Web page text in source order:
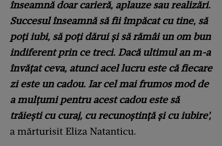
înseamnă doar carieră, aplauze sau realizări.
Succesul înseamnă să fii împăcat cu tine, să
poți iubi, să poți dărui și să rămâi un om bun
indiferent prin ce treci. Dacă ultimul an m-a
învățat ceva, atunci acel lucru este că fiecare
zi este un cadou. Iar cel mai frumos mod de
a mulțumi pentru acest cadou este să
trăiești cu curaj, cu recunoștință și cu iubire',
a mărturisit Eliza Natanticu.